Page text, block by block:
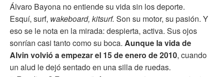
Álvaro Bayona no entiende su vida sin los deporte.
Esquí, surf, wakeboard, kitsurf. Son su motor, su pasión. Y
eso se le nota en la mirada: despierta, activa. Sus ojos
sonrían casi tanto como su boca. Aunque la vida de
Alvin volvió a empezar el 15 de enero de 2010, cuando
un alud le dejó sentado en una silla de ruedas.